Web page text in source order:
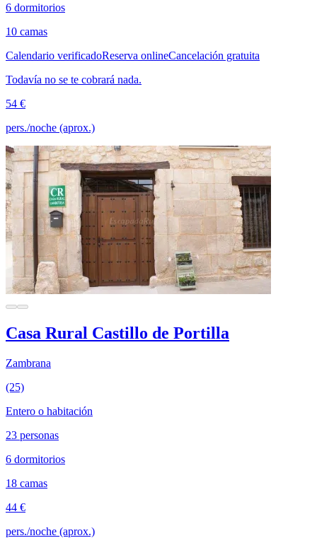
6 dormitorios
10 camas
Calendario verificadoReserva onlineCancelación gratuita
Todavía no se te cobrará nada.
54 €
pers./noche (aprox.)
Casa Rural Castillo de Portilla
Zambrana
(25)
Entero o habitación
23 personas
6 dormitorios
18 camas
44 €
pers./noche (aprox.)